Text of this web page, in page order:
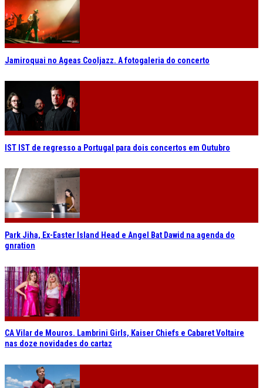
Jamiroquai no Ageas Cooljazz. A fotogaleria do concerto
IST IST de regresso a Portugal para dois concertos em Outubro
Park Jiha, Ex-Easter Island Head e Angel Bat Dawid na agenda do
gnration
CA Vilar de Mouros. Lambrini Girls, Kaiser Chiefs e Cabaret Voltaire
nas doze novidades do cartaz